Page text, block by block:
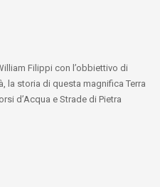
Filippi con l’obbiettivo di
la storia di questa magnifica Terra
d’Acqua e Strade di Pietra